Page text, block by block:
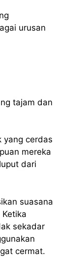
urusan
tajam dan
yang cerdas
mereka
dari
suasana
sekadar
cermat.